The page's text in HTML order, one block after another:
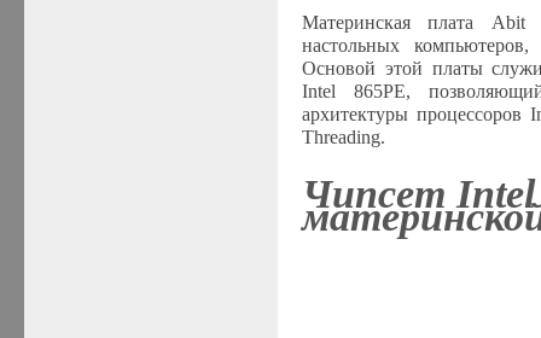
Материнская плата Abit
настольных
Основой этой платы
Intel 865PE,
архитектуры процессоров
Threading.
Чипсет Intel